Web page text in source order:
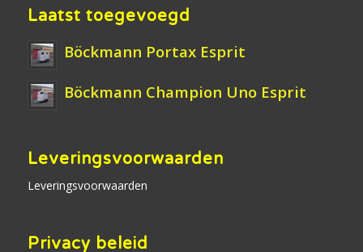
Laatst toegevoegd
Böckmann Portax Esprit
Böckmann Champion Uno Esprit
Leveringsvoorwaarden
Leveringsvoorwaarden
Privacy beleid